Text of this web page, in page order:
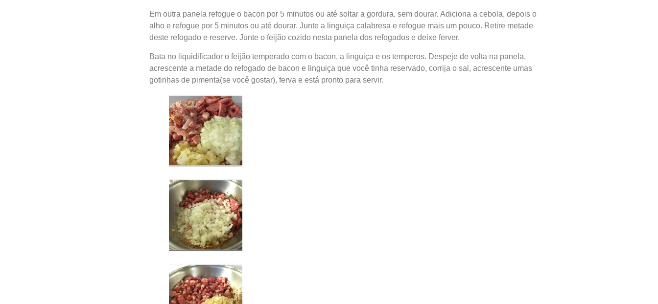
Em outra panela refogue o bacon por 5 minutos ou até soltar a gordura, sem dourar. Adiciona a cebola, depois o
alho e refogue por 5 minutos ou até dourar. Junte a linguiça calabresa e refogue mais um pouco. Retire metade
deste refogado e reserve. Junte o feijão cozido nesta panela dos refogados e deixe ferver.
Bata no liquidificador o feijão temperado com o bacon, a linguiça e os temperos. Despeje de volta na panela,
acrescente a metade do refogado de bacon e linguiça que você tinha reservado, corrija o sal, acrescente umas
gotinhas de pimenta(se você gostar), ferva e está pronto para servir.